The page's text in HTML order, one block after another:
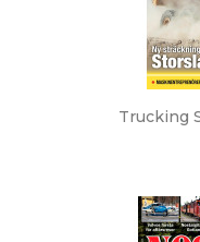
Trucking